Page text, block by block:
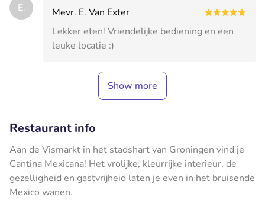
E.
Mevr. E. Van Exter
Lekker eten! Vriendelijke bediening en een
leuke locatie :)
Show more
Restaurant info
Aan de Vismarkt in het stadshart van Groningen vind je
Cantina Mexicana! Het vrolijke, kleurrijke interieur, de
gezelligheid en gastvrijheid laten je even in het bruisende
Mexico wanen.